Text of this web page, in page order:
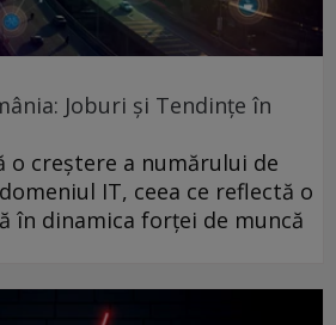
Joburi și Tendințe în
o creștere a numărului de
IT, ceea ce reflectă o
în dinamica forței de muncă